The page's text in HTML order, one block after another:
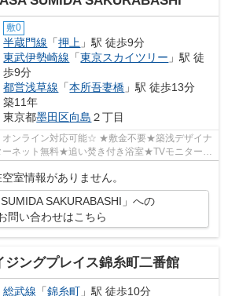
敷0
半蔵門線 「押上 」駅 徒歩9分
東武伊勢崎線 「東京スカイツリー 」駅 徒
歩9分
都営浅草線 「本所吾妻橋 」駅 徒歩13分
築11年
東京都墨田区向島 ２丁目
ンライン対応可能☆ ★敷金不要★築浅デザイナ
ネット無料★追い焚き付き浴室★TVモニター付
室情報がありません。
SUMIDA SAKURABASHI」への
問い合わせはこちら
ジングプレイス錦糸町二番館
総武線 「錦糸町 」駅 徒歩10分